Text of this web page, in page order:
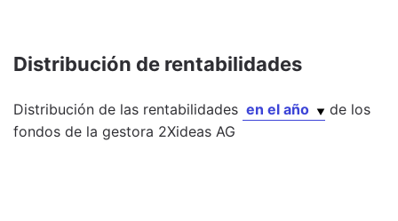
Distribución de rentabilidades
Distribución de las rentabilidades en el año
de los
fondos de la gestora 2Xideas AG